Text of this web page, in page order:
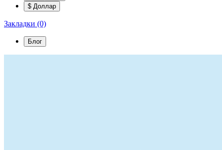
$ Доллар
Закладки (0)
Блог